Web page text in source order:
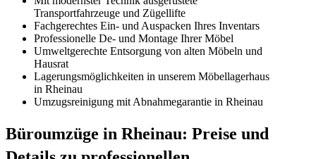
Transportfahrzeuge und Zügellifte
Fachgerechtes Ein- und Auspacken Ihres Inventars
Professionelle De- und Montage Ihrer Möbel
Umweltgerechte Entsorgung von alten Möbeln und
Hausrat
Lagerungsmöglichkeiten in unserem Möbellagerhaus
in Rheinau
Umzugsreinigung mit Abnahmegarantie in Rheinau
Büroumzüge in Rheinau: Preise und